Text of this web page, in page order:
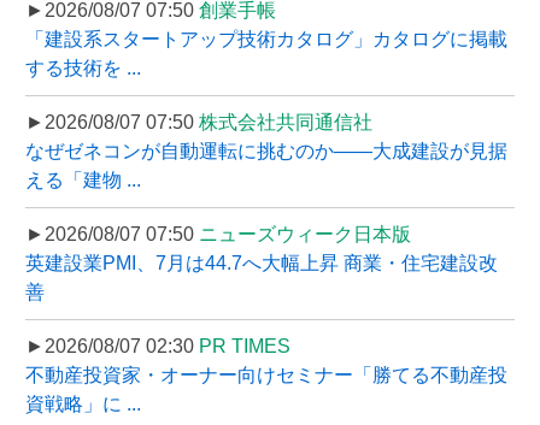
►2026/08/07 07:50 創業手帳
「建設系スタートアップ技術カタログ」カタログに掲載
する技術を ...
►2026/08/07 07:50 株式会社共同通信社
なぜゼネコンが自動運転に挑むのか――大成建設が見据
える「建物 ...
►2026/08/07 07:50 ニューズウィーク日本版
英建設業PMI、7月は44.7へ大幅上昇 商業・住宅建設改
善
►2026/08/07 02:30 PR TIMES
不動産投資家・オーナー向けセミナー「勝てる不動産投
資戦略」に ...